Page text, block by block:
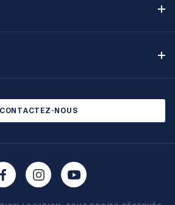
CONTACTEZ-NOUS